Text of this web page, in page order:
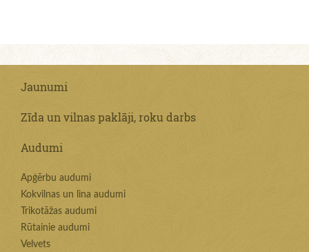
Jaunumi
Zīda un vilnas paklāji, roku darbs
Audumi
Apģērbu audumi
Kokvilnas un lina audumi
Trikotāžas audumi
Rūtainie audumi
Velvets